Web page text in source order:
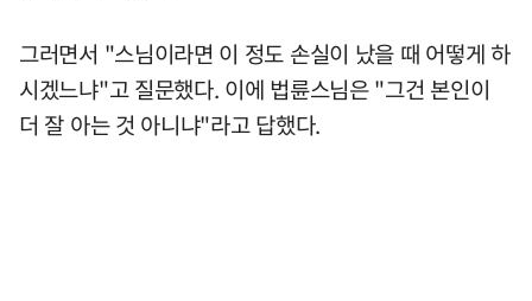
그러면서 "스님이라면 이 정도 손실이 났을 때 어떻게 하
시겠느냐"고 질문했다. 이에 법륜스님은 "그건 본인이
더 잘 아는 것 아니냐"라고 답했다.